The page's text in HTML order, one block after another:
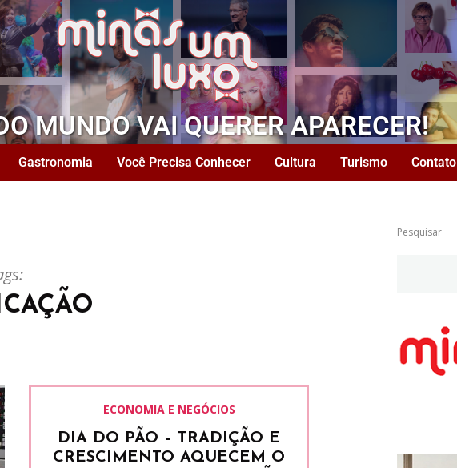
MUNDO VAI QUERER APARECER!
Gastronomia Você Precisa Conhecer Cultura Turismo Contato
ECONOMIA E NEGÓCIOS
DIA DO PÃO – TRADIÇÃO E
CRESCIMENTO AQUECEM O
Pesquisar